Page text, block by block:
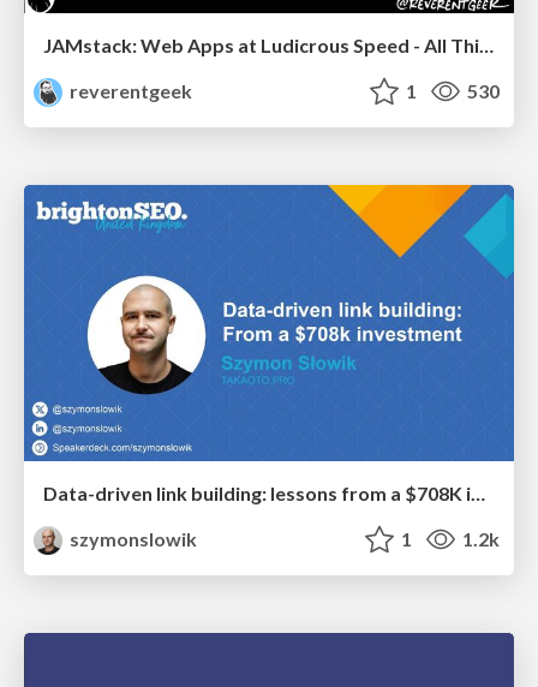
JAMstack: Web Apps at Ludicrous Speed - All Things Open 2022
reverentgeek
1 530
szymonslowik
1 1.2k